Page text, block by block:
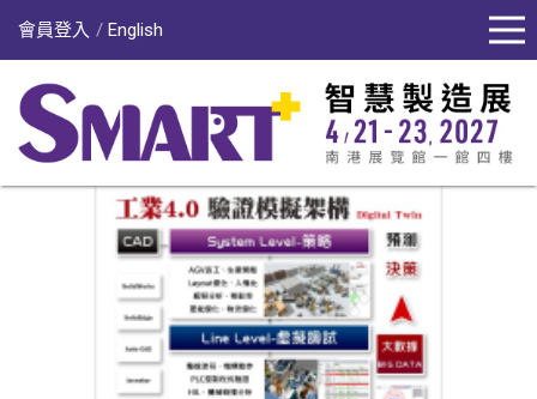
會員登入 English